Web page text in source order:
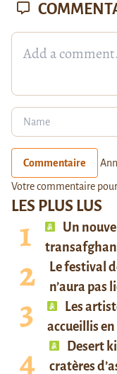
LES PLUS LUS
Un
transafghan
Le festival
n’aura pas
Les
accueillis
Desert
cratères
Commentaire
Votre commentaire